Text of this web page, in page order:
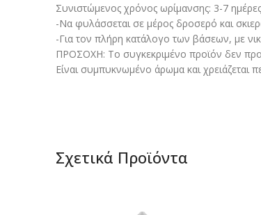
Συνιστώμενος χρόνος ωρίμανσης: 3-7 ημέρες
-Να φυλάσσεται σε μέρος δροσερό και
-Για τον πλήρη κατάλογο των βάσεων, με
ΠΡΟΣΟΧΗ: Το συγκεκριμένο προϊόν δεν
Είναι συμπυκνωμένο άρωμα και χρειάζεται
Σχετικά Προϊόντα